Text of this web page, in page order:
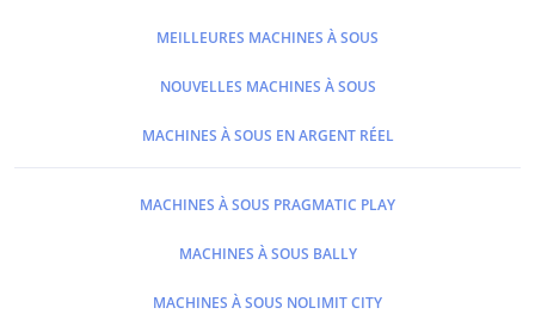
MEILLEURES MACHINES À SOUS
NOUVELLES MACHINES À SOUS
MACHINES À SOUS EN ARGENT RÉEL
MACHINES À SOUS PRAGMATIC PLAY
MACHINES À SOUS BALLY
MACHINES À SOUS NOLIMIT CITY